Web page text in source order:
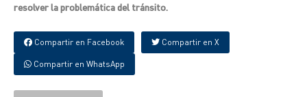
resolver la problemática del tránsito.
Compartir en Facebook Compartir en X
Compartir en WhatsApp